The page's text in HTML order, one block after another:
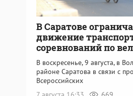
В Саратове
движение
соревнований по
В воскресенье, 9 августа, в
районе Саратова в связи с
Всероссийских